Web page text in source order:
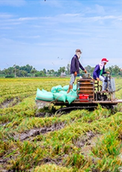
GIÁO DỤC
KHOA HỌC - CÔNG
MÔI TRƯỜNG
BẠN ĐỌC